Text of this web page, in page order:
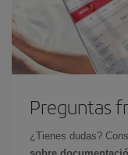
Preguntas
¿Tienes dudas?